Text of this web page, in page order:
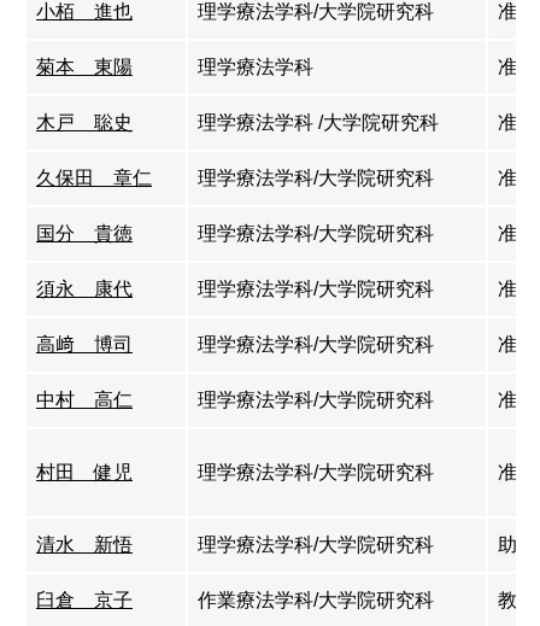
小栢 進也 理学療法学科/大学院研究科 准教
菊本 東陽 理学療法学科 准
木戸 聡史 理学療法学科 /大学院研究科 准教
久保田 章仁 理学療法学科/大学院研究科 准教
国分 貴徳 理学療法学科/大学院研究科 准教
須永 康代 理学療法学科/大学院研究科 准教
高﨑 博司 理学療法学科/大学院研究科 准教
中村 高仁 理学療法学科/大学院研究科 准教
村田 健児 理学療法学科/大学院研究科 准教
清水 新悟 理学療法学科/大学院研究科 助教
臼倉 京子 作業療法学科/大学院研究科 教授